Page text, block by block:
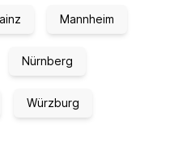
Mannheim
Nürnberg
Würzburg